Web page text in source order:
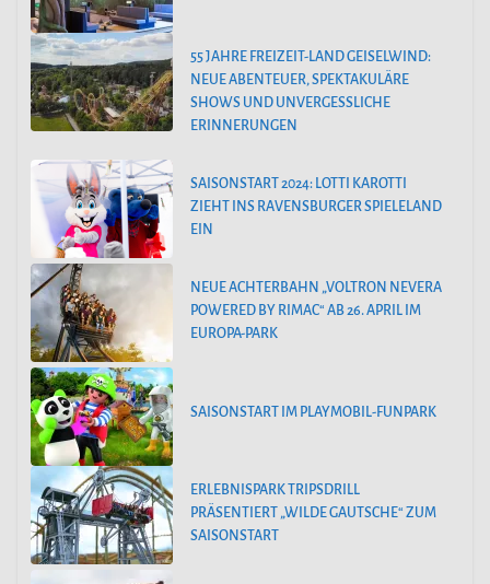
55 JAHRE FREIZEIT-LAND GEISELWIND:
NEUE ABENTEUER, SPEKTAKULÄRE
SHOWS UND UNVERGESSLICHE
ERINNERUNGEN
SAISONSTART 2024: LOTTI KAROTTI
ZIEHT INS RAVENSBURGER SPIELELAND
EIN
NEUE ACHTERBAHN „VOLTRON NEVERA
POWERED BY RIMAC“ AB 26. APRIL IM
EUROPA-PARK
SAISONSTART IM PLAYMOBIL-FUNPARK
ERLEBNISPARK TRIPSDRILL
PRÄSENTIERT „WILDE GAUTSCHE“ ZUM
SAISONSTART